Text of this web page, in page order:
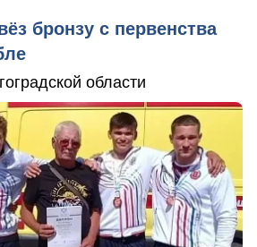
бронзу с первенства
области